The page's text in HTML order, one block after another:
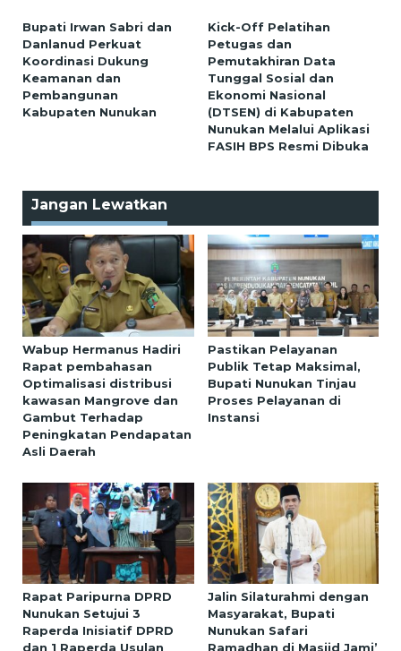
Bupati Irwan Sabri dan
Danlanud Perkuat
Koordinasi Dukung
Keamanan dan
Pembangunan
Kabupaten Nunukan
Kick-Off Pelatihan
Petugas dan
Pemutakhiran Data
Tunggal Sosial dan
Ekonomi Nasional
(DTSEN) di Kabupaten
Nunukan Melalui Aplikasi
FASIH BPS Resmi Dibuka
Jangan Lewatkan
Wabup Hermanus Hadiri
Rapat pembahasan
Optimalisasi distribusi
kawasan Mangrove dan
Gambut Terhadap
Peningkatan Pendapatan
Asli Daerah
Pastikan Pelayanan
Publik Tetap Maksimal,
Bupati Nunukan Tinjau
Proses Pelayanan di
Instansi
Rapat Paripurna DPRD
Nunukan Setujui 3
Raperda Inisiatif DPRD
dan 1 Raperda Usulan
Jalin Silaturahmi dengan
Masyarakat, Bupati
Nunukan Safari
Ramadhan di Masjid Jami’